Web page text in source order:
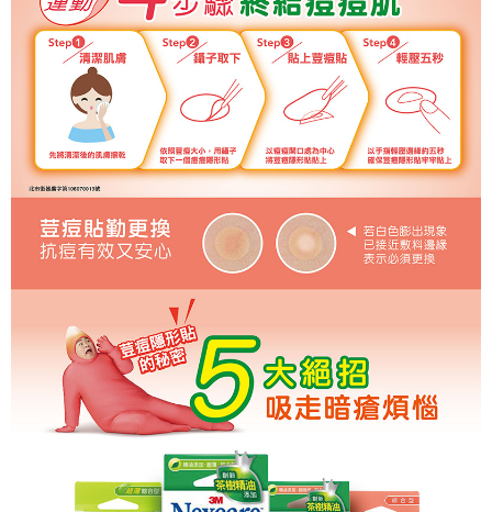
https://aftee.tw/terms/#terms3
３．未成年的使用者請事先徵得法定代理人或監護人之同意方可使用
「AFTEE先享後付」，若未經同意申辦者引起之損失，本公司不負相關責
４．使用「AFTEE先享後付」時，將依據個別帳號之用戶狀況，依本公司即
時審查核予不同之上限額度；若仍有額度不足之情形，本公司將視審查結果
請求用戶進行身份認證。
５．嚴禁一人註冊多個帳號或使用他人資訊註冊。若發現惡意使用之情形，
恩沛科技股份有限公司將有權停止該用戶之使用額度並採取法律行動。